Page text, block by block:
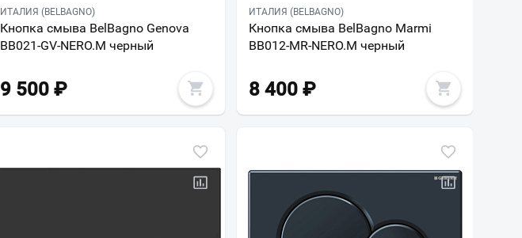
ИТАЛИЯ (BELBAGNO)
Кнопка смыва BelBagno Genova
BB021-GV-NERO.M черный
9 500 ₽
ИТАЛИЯ (BELBAGNO)
Кнопка смыва BelBagno Marmi
BB012-MR-NERO.M черный
8 400 ₽